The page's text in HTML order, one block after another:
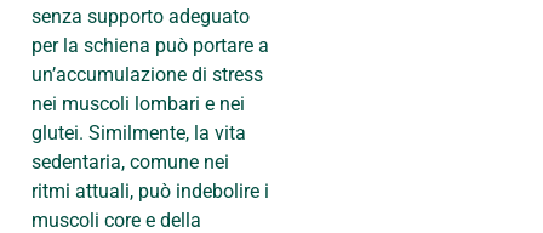
senza supporto adeguato
per la schiena può portare a
un’accumulazione di stress
nei muscoli lombari e nei
glutei. Similmente, la vita
sedentaria, comune nei
ritmi attuali, può indebolire i
muscoli core e della